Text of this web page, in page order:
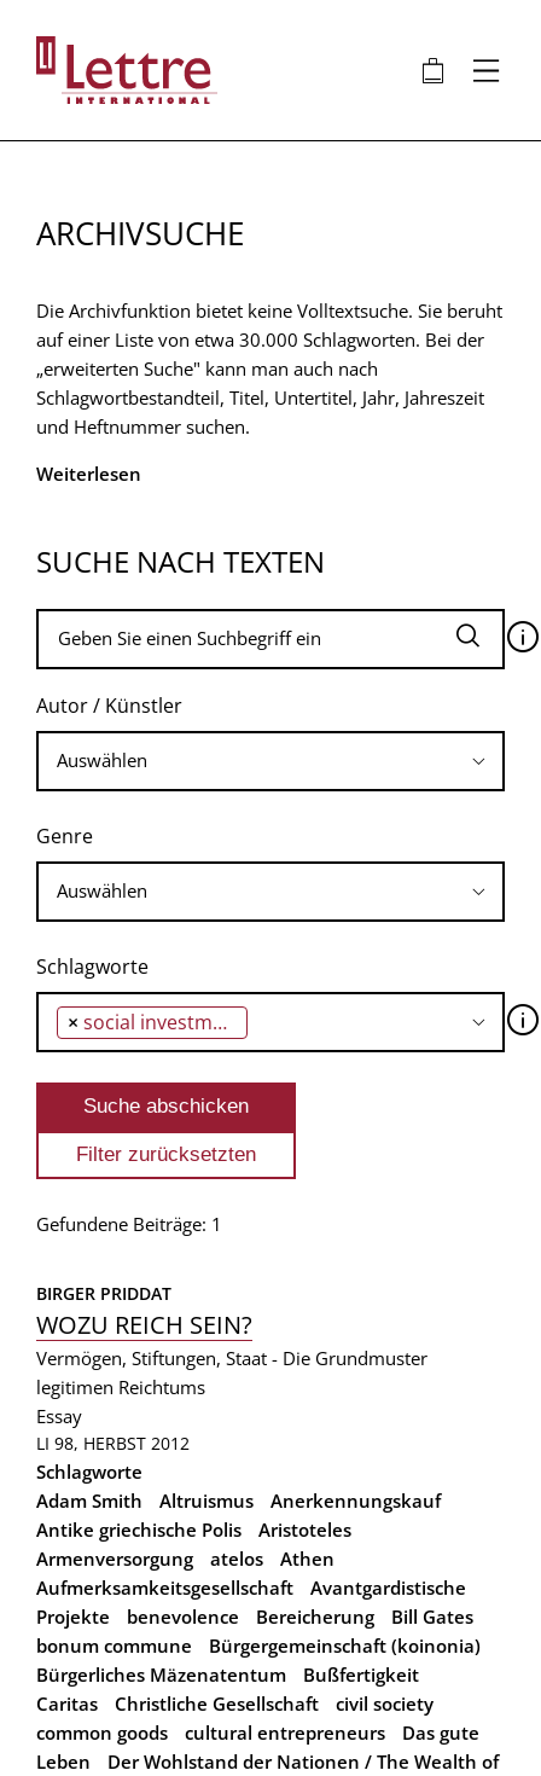
Inhalt
🛍 ⋮
ARCHIVSUCHE
Die Archivfunktion bietet keine Volltextsuche. Sie beruht
auf einer Liste von etwa 30.000 Schlagworten. Bei der
„erweiterten Suche" kann man auch nach
Schlagwortbestandteil, Titel, Untertitel, Jahr, Jahreszeit
und Heftnummer suchen.
Weiterlesen
SUCHE NACH TEXTEN
🛈
Autor / Künstler
Genre
Schlagworte
× social investment in property-stabilization 🛈
Gefundene Beiträge: 1
BIRGER PRIDDAT
WOZU REICH SEIN?
Vermögen, Stiftungen, Staat - Die Grundmuster
legitimen Reichtums
Essay
LI 98, HERBST 2012
Schlagworte
Adam Smith
Altruismus
Anerkennungskauf
Antike griechische Polis
Aristoteles
Armenversorgung
atelos
Athen
Aufmerksamkeitsgesellschaft
Avantgardistische
Projekte
benevolence Bereicherung
Bill Gates
bonum commune
Bürgergemeinschaft (koinonia)
Bürgerliches Mäzenatentum
Bußfertigkeit
Caritas
Christliche Gesellschaft
civil society
common goods
cultural entrepreneurs
Das gute
Leben
Der Wohlstand der Nationen / The Wealth of